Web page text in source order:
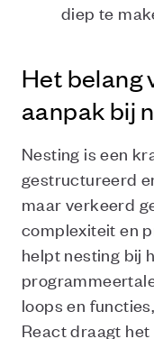
diep te
Het belang
aanpak bij
Nesting is een
gestructureerd
maar verkeerd
complexiteit en
helpt nesting bij
loops en
React draagt